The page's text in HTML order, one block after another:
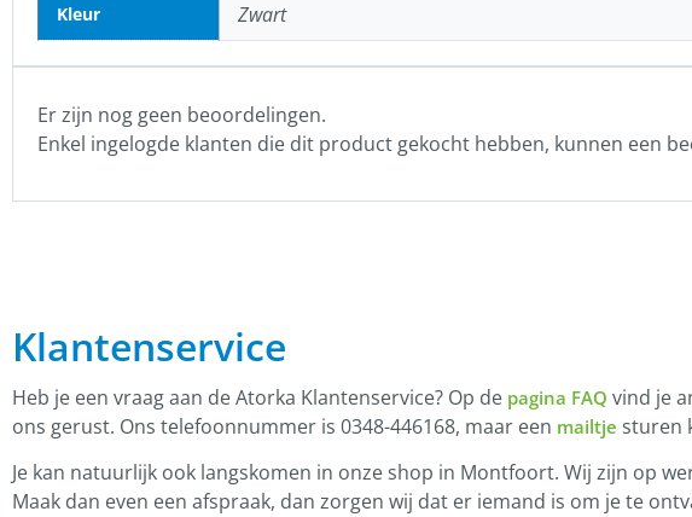
Kleur Zwart
Er zijn nog geen beoordelingen.
Enkel ingelogde klanten die dit product gekocht hebben, kunnen een
Klantenservice
Heb je een vraag aan de Atorka Klantenservice? Op de pagina FAQ vind je
ons gerust. Ons telefoonnummer is 0348-446168, maar een mailtje sturen
Je kan natuurlijk ook langskomen in onze shop in Montfoort. Wij zijn op
Maak dan even een afspraak, dan zorgen wij dat er iemand is om je te